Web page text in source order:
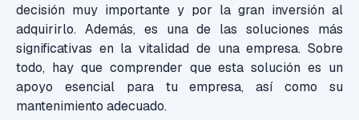
decisión muy importante y por la gran inversión al
adquirirlo. Además, es una de las soluciones más
significativas en la vitalidad de una empresa. Sobre
todo, hay que comprender que esta solución es un
apoyo esencial para tu empresa, así como su
mantenimiento adecuado.